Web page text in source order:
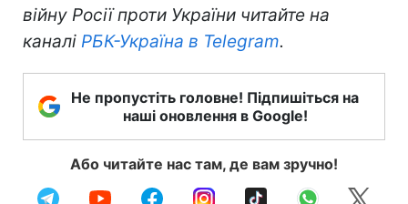
війну Росії проти України читайте на
каналі РБК-Україна в Telegram.
Не пропустіть головне! Підпишіться на
наші оновлення в Google!
Або читайте нас там, де вам зручно!